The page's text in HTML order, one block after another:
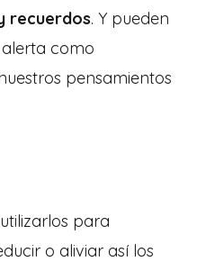
recuerdos. Y pueden
como
pensamientos
para
o aliviar así los